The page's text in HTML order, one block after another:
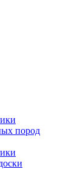
пород